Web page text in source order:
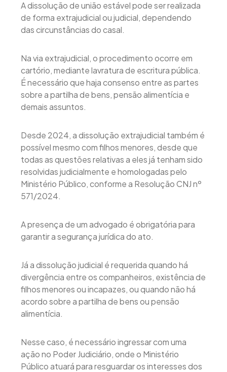
A dissolução de união estável pode ser realizada
de forma extrajudicial ou judicial, dependendo
das circunstâncias do casal.
Na via extrajudicial, o procedimento ocorre em
cartório, mediante lavratura de escritura pública.
É necessário que haja consenso entre as partes
sobre a partilha de bens, pensão alimentícia e
demais assuntos.
Desde 2024, a dissolução extrajudicial também é
possível mesmo com filhos menores, desde que
todas as questões relativas a eles já tenham sido
resolvidas judicialmente e homologadas pelo
Ministério Público, conforme a Resolução CNJ nº
571/2024.
A presença de um advogado é obrigatória para
garantir a segurança jurídica do ato.
Já a dissolução judicial é requerida quando há
divergência entre os companheiros, existência de
filhos menores ou incapazes, ou quando não há
acordo sobre a partilha de bens ou pensão
alimentícia.
Nesse caso, é necessário ingressar com uma
ação no Poder Judiciário, onde o Ministério
Público atuará para resguardar os interesses dos